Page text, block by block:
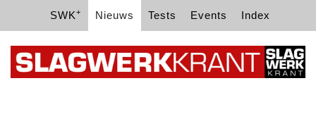
SWK+ Nieuws Tests Events Index